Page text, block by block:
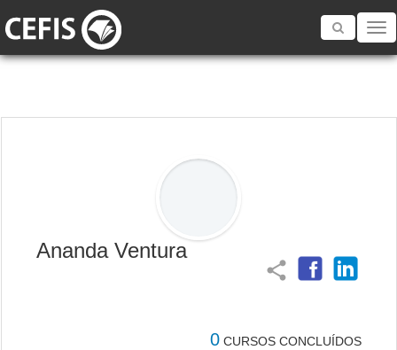
Toggle
Ananda Ventura
share
0 CURSOS CONCLUÍDOS